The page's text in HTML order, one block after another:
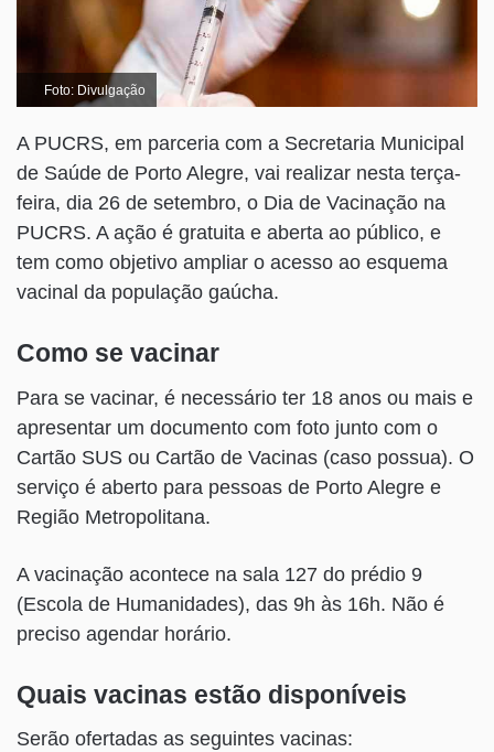
Foto: Divulgação
A PUCRS, em parceria com a Secretaria Municipal
de Saúde de Porto Alegre, vai realizar nesta terça-
feira, dia 26 de setembro, o Dia de Vacinação na
PUCRS. A ação é gratuita e aberta ao público, e
tem como objetivo ampliar o acesso ao esquema
vacinal da população gaúcha.
Como se vacinar
Para se vacinar, é necessário ter 18 anos ou mais e
apresentar um documento com foto junto com o
Cartão SUS ou Cartão de Vacinas (caso possua). O
serviço é aberto para pessoas de Porto Alegre e
Região Metropolitana.
A vacinação acontece na sala 127 do prédio 9
(Escola de Humanidades), das 9h às 16h. Não é
preciso agendar horário.
Quais vacinas estão disponíveis
Serão ofertadas as seguintes vacinas: